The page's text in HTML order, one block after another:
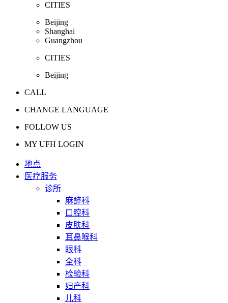
CITIES
Beijing
Shanghai
Guangzhou
CITIES
Beijing
CALL
CHANGE LANGUAGE
FOLLOW US
MY UFH LOGIN
地点
医疗服务
诊所
麻醉科
口腔科
皮肤科
耳鼻喉科
眼科
全科
检验科
妇产科
儿科